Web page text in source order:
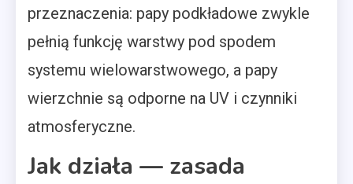
przeznaczenia: papy podkładowe zwykle
pełnią funkcję warstwy pod spodem
systemu wielowarstwowego, a papy
wierzchnie są odporne na UV i czynniki
atmosferyczne.
Jak działa — zasada